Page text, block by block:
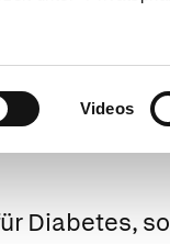
Videos
Diabetes,